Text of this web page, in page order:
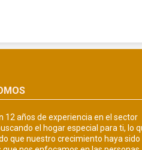
12 años de experiencia en el sector
el hogar especial para ti, lo
que nuestro crecimiento haya sido